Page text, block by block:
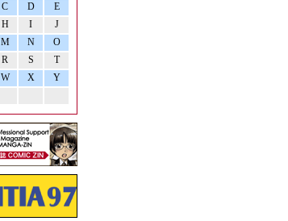
C D
E
H I
J
M N
O
R S
T
W X
Y